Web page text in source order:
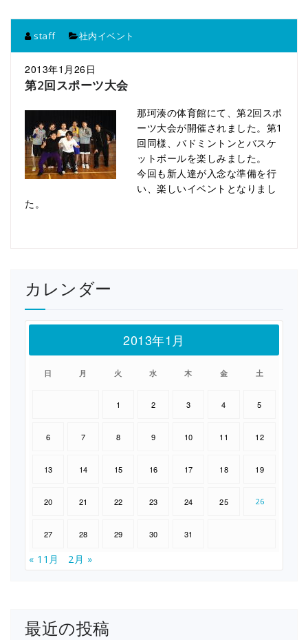
staff 社内イベント
2013年1月26日
第2回スポーツ大会
那珂湊の体育館にて、第2回スポ
ーツ大会が開催されました。第1
回同様、バドミントンとバスケ
ットボールを楽しみました。
今回も新人達が入念な準備を行
い、楽しいイベントとなりまし
た。
カレンダー
2013年1月
日 月 火 水 木 金 土
1 2 3 4 5
6 7 8 9 10 11 12
13 14 15 16 17 18 19
20 21 22 23 24 25 26
27 28 29 30 31
« 11月 2月 »
最近の投稿